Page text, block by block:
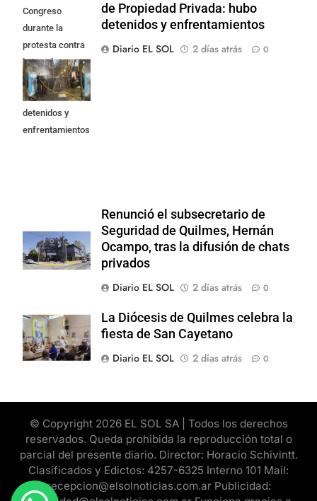
Congreso
durante la
protesta contra
la Ley de
Propiedad
Privada: hubo
detenidos y
enfrentamientos
de Propiedad Privada: hubo
detenidos y enfrentamientos
Diario EL SOL
2 días atrás 0
Renunció el subsecretario de
Seguridad de Quilmes, Hernán
Ocampo, tras la difusión de chats
privados
Diario EL SOL
2 días atrás 0
La Diócesis de Quilmes celebra la
fiesta de San Cayetano
Diario EL SOL
2 días atrás 0
© Copyright 2026 EL SOL SA | Todos los derechos
reservados. Queda prohibida la reproducción total o
parcial del presente diario. Director: Horacio Schivintt.
Clasificados y Edictos: 4257-6325 Interno 101 Mail:
recepcion@elsolnoticias.com.ar Publicidad: